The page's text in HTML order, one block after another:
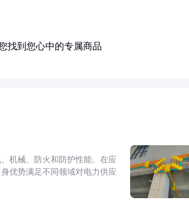
找到您心中的专属商品
机械、防火和防护性能。在应
优势满足不同领域对电力供应